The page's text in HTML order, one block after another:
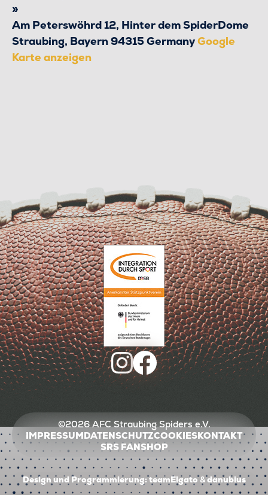
Am Peterswöhrd 12, Hinter dem SpiderDome
Straubing, Bayern94315GermanyGoogle
Karte anzeigen
©2026 AFC Straubing Spiders e.V.
IMPRESSUMDATENSCHUTZCOOKIESKONTAKT
SRS FANSHOP
Design und Programmierung:teamElgato&danubius